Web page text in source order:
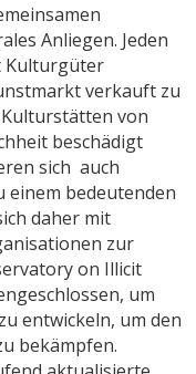
Anliegen. Jeden
Kulturgüter
verkauft zu
von
beschädigt
sich auch
einem bedeutenden
daher mit
zur
on Illicit
um
entwickeln, um den
bekämpfen.